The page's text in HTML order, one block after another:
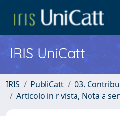
IRIS UniCatt
IRIS PubliCatt
03.
Articolo in rivista, Nota a